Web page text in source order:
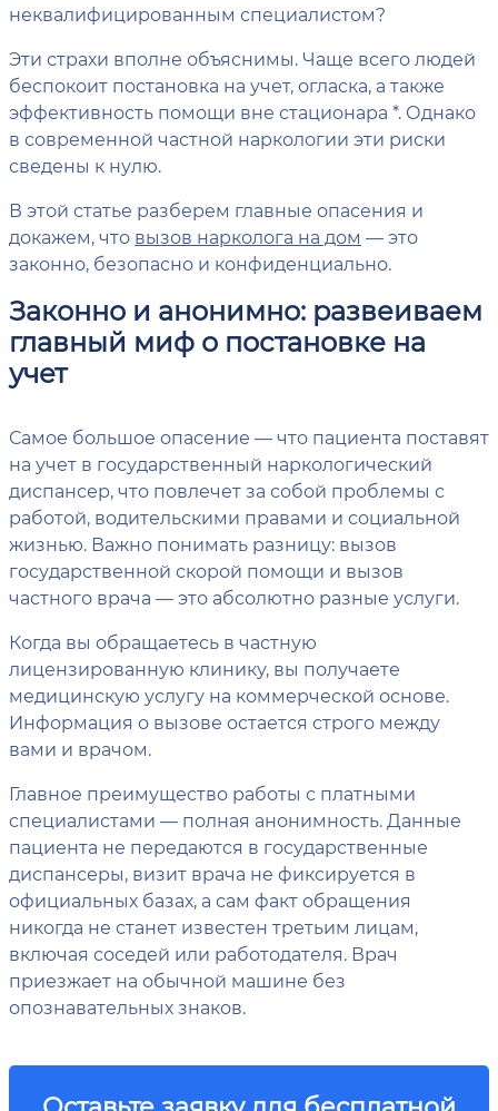
неквалифицированным специалистом?
Эти страхи вполне объяснимы. Чаще всего людей
беспокоит постановка на учет, огласка, а также
эффективность помощи вне стационара *. Однако
в современной частной наркологии эти риски
сведены к нулю.
В этой статье разберем главные опасения и
докажем, что вызов нарколога на дом — это
законно, безопасно и конфиденциально.
Законно и анонимно: развеиваем
главный миф о постановке на
учет
Самое большое опасение — что пациента поставят
на учет в государственный наркологический
диспансер, что повлечет за собой проблемы с
работой, водительскими правами и социальной
жизнью. Важно понимать разницу: вызов
государственной скорой помощи и вызов
частного врача — это абсолютно разные услуги.
Когда вы обращаетесь в частную
лицензированную клинику, вы получаете
медицинскую услугу на коммерческой основе.
Информация о вызове остается строго между
вами и врачом.
Главное преимущество работы с платными
специалистами — полная анонимность. Данные
пациента не передаются в государственные
диспансеры, визит врача не фиксируется в
официальных базах, а сам факт обращения
никогда не станет известен третьим лицам,
включая соседей или работодателя. Врач
приезжает на обычной машине без
опознавательных знаков.